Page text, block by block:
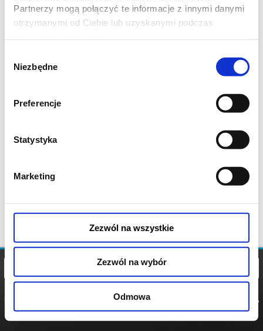
Partnerzy mogą połączyć te informacje z innymi danymi
otrzymanymi od Ciebie lub uzyskanymi podczas
zgody
Niezbędne
Preferencje
Statystyka
Marketing
Zezwól na wszystkie
Zezwól na wybór
Odmowa
POLITYKA
POLITYKA